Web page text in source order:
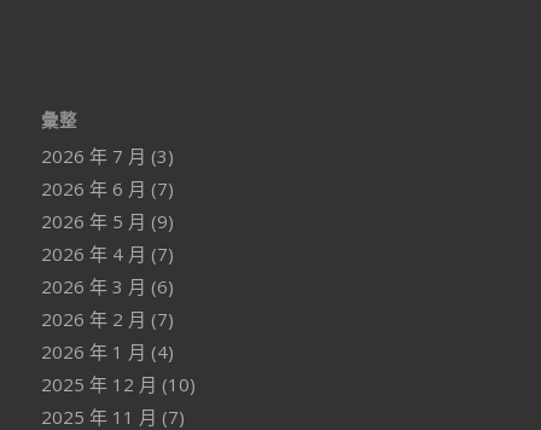
彙整
2026 年 7 月 (3)
2026 年 6 月 (7)
2026 年 5 月 (9)
2026 年 4 月 (7)
2026 年 3 月 (6)
2026 年 2 月 (7)
2026 年 1 月 (4)
2025 年 12 月 (10)
2025 年 11 月 (7)